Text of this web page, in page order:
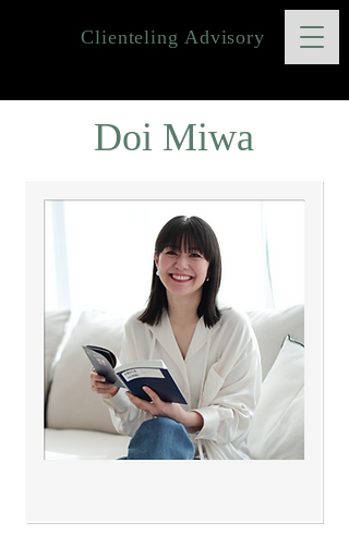
Clienteling Advisory
Doi Miwa